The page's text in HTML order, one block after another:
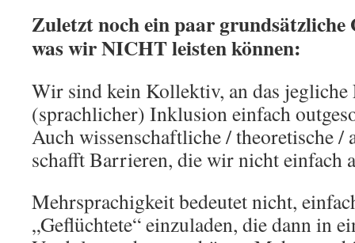
Zuletzt noch ein paar grundsätzliche
was wir NICHT leisten können:
Wir sind kein Kollektiv, an das jegliche
(sprachlicher) Inklusion einfach
Auch wissenschaftliche / theoretische /
schafft Barrieren, die wir nicht einfach
Mehrsprachigkeit bedeutet nicht,
„Geflüchtete“ einzuladen, die dann in